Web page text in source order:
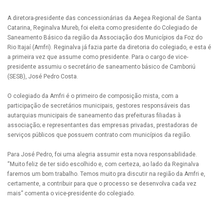
A diretora-presidente das concessionárias da Aegea Regional de Santa
Catarina, Reginalva Mureb, foi eleita como presidente do Colegiado de
Saneamento Básico da região da Associação dos Municípios da Foz do
Rio Itajaí (Amfri). Reginalva já fazia parte da diretoria do colegiado, e esta é
a primeira vez que assume como presidente. Para o cargo de vice-
presidente assumiu o secretário de saneamento básico de Camboriú
(SESB), José Pedro Costa.
O colegiado da Amfri é o primeiro de composição mista, com a
participação de secretários municipais, gestores responsáveis das
autarquias municipais de saneamento das prefeituras filiadas à
associação; e representantes das empresas privadas, prestadoras de
serviços públicos que possuem contrato com municípios da região.
Para José Pedro, foi uma alegria assumir esta nova responsabilidade.
“Muito feliz de ter sido escolhido e, com certeza, ao lado da Reginalva
faremos um bom trabalho. Temos muito pra discutir na região da Amfri e,
certamente, a contribuir para que o processo se desenvolva cada vez
mais” comenta o vice-presidente do colegiado.